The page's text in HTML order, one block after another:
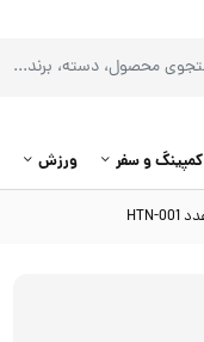
کمپینگ و سفر ورزش